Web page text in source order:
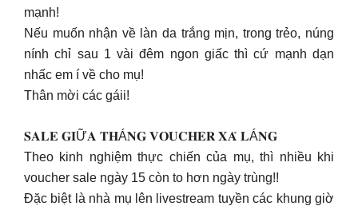
mạnh!
Nếu muốn nhận về làn da trắng mịn, trong trẻo, núng
nính chỉ sau 1 vài đêm ngon giấc thì cứ mạnh dạn
nhấc em í về cho mụ!
Thân mời các gáii!
𝐒𝐀𝐋𝐄 𝐆𝐈Ữ𝐀 𝐓𝐇Á𝐍𝐆 𝐕𝐎𝐔𝐂𝐇𝐄𝐑 𝐗𝐀̉ 𝐋Á𝐍𝐆
Theo kinh nghiệm thực chiến của mụ, thì nhiều khi
voucher sale ngày 15 còn to hơn ngày trùng!!
Đặc biệt là nhà mụ lên livestream tuyền các khung giờ